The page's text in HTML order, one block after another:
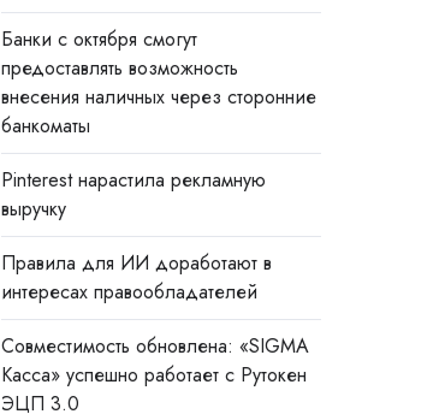
Банки с октября смогут
предоставлять возможность
внесения наличных через сторонние
банкоматы
Pinterest нарастила рекламную
выручку
Правила для ИИ доработают в
интересах правообладателей
Совместимость обновлена: «SIGMA
Касса» успешно работает с Рутокен
ЭЦП 3.0